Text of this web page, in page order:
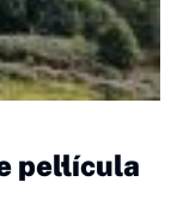
pel·lícula